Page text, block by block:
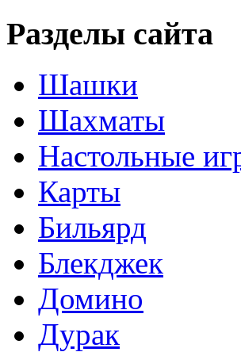
Разделы сайта
Шашки
Шахматы
Настольные
Карты
Бильярд
Блекджек
Домино
Дурак